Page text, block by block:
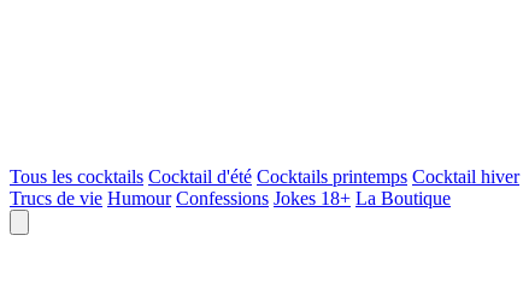
Tous les cocktails Cocktail d'été Cocktails printemps Cocktail hiver
Trucs de vie Humour Confessions Jokes 18+ La Boutique